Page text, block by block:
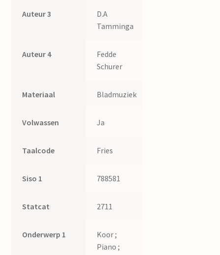
Bijhold
Auteur 3
D.A
Tamminga
Auteur 4
Fedde
Schurer
Materiaal Bladmuziek
Volwassen Ja
Taalcode Fries
Siso 1 788581
Statcat 2711
Onderwerp 1
Koor ;
Piano ;